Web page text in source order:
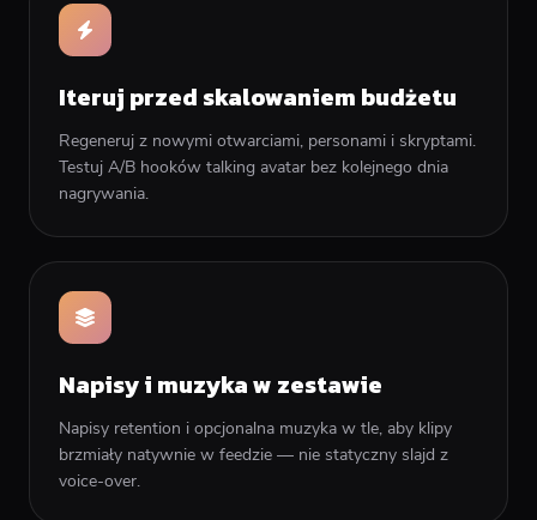
Iteruj przed skalowaniem budżetu
Regeneruj z nowymi otwarciami, personami i skryptami.
Testuj A/B hooków talking avatar bez kolejnego dnia
nagrywania.
Napisy i muzyka w zestawie
Napisy retention i opcjonalna muzyka w tle, aby klipy
brzmiały natywnie w feedzie — nie statyczny slajd z
voice-over.